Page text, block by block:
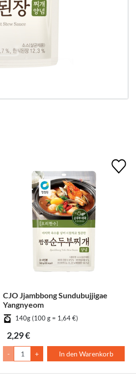
CJO Jjambbong Sundubujjigae
Yangnyeom
140g (100 g = 1,64 €)
2,29 €
- + In den Warenkorb